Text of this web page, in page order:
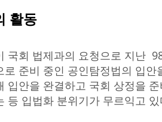
활동
국회 법제과의 요청으로 지난
로 준비 중인 공인탐정법의 입
입안을 완결하고 국회 상정을
등 입법화 분위기가 무르익고